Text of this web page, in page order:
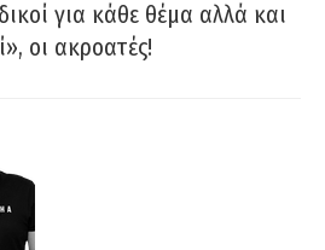
για κάθε θέμα αλλά και
οι ακροατές!